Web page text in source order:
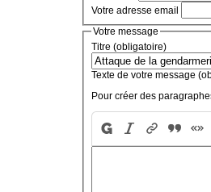
Votre adresse email
Votre message
Titre (obligatoire)
Texte de votre message
Pour créer des